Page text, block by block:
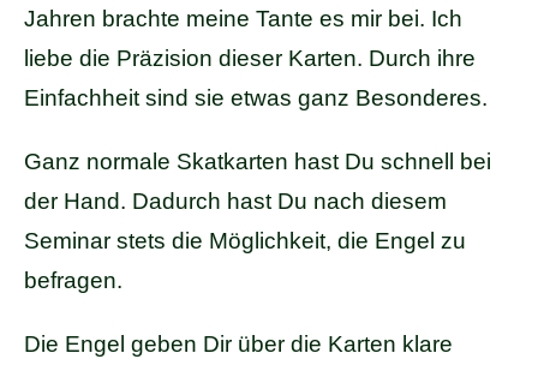
Jahren brachte meine Tante es mir bei. Ich
liebe die Präzision dieser Karten. Durch ihre
Einfachheit sind sie etwas ganz Besonderes.
Ganz normale Skatkarten hast Du schnell bei
der Hand. Dadurch hast Du nach diesem
Seminar stets die Möglichkeit, die Engel zu
befragen.
Die Engel geben Dir über die Karten klare